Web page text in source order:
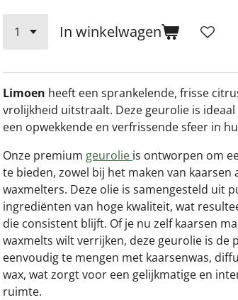
In winkelwagen
Limoen heeft een sprankelende, frisse
vrolijkheid uitstraalt. Deze geurolie is
een opwekkende en verfrissende sfeer in
Onze premium geurolie is ontworpen om
te bieden, zowel bij het maken van
waxmelters. Deze olie is samengesteld uit
ingrediënten van hoge kwaliteit, wat
die consistent blijft. Of je nu zelf kaarsen
waxmelts wilt verrijken, deze geurolie is de
eenvoudig te mengen met kaarsenwas,
wax, wat zorgt voor een gelijkmatige en
ruimte.